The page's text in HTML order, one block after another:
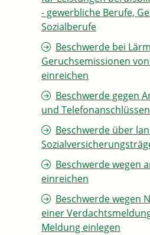
- gewerbliche Berufe,
Sozialberufe
Beschwerde bei
Geruchsemissionen
einreichen
Beschwerde gegen
und
Beschwerde über
Beschwerde wegen
einreichen
Beschwerde wegen
einer
Meldung einlegen